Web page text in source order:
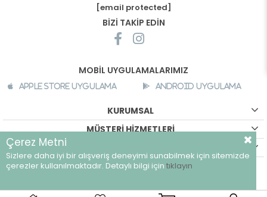
[email protected]
BİZİ TAKİP EDİN
MOBİL UYGULAMALARIMIZ
Apple Store Uygulama Android Uygulama
KURUMSAL
MÜŞTERİ HİZMETLERİ
©breeze.com.tr - Tüm hakları saklıdır.
Çerez Metni
Sizlere daha iyi bir alışveriş deneyimi sunabilmek için sitemizde
çerezler kullanılmaktadır. Detaylı bilgi için tıklayın